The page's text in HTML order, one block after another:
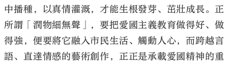
中播種，以真情灌溉，才能生根發芽、茁壯成長。正
所謂「潤物細無聲」，要把愛國主義教育做得好、做
得強，便要將它融入市民生活、觸動人心，而跨越言
語、直達情感的藝術創作，正正是承載愛國精神的重